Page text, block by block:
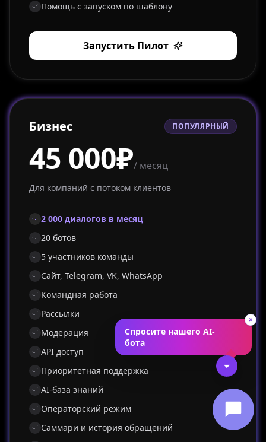
Помощь с запуском по шаблону
Запустить Пилот
Бизнес ПОПУЛЯРНЫЙ
45 000₽/ месяц
Для компаний с потоком клиентов
2 000 диалогов в месяц
20 ботов
5 участников команды
Сайт, Telegram, VK, WhatsApp
Командная работа
Рассылки
Модерация
API доступ
Приоритетная поддержка
AI-база знаний
Операторский режим
Саммари и история обращений
Спросите нашего AI-
бота
×